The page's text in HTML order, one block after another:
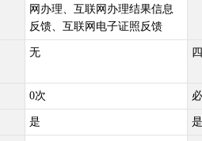
网办理、互联网办理结果信息
反馈、互联网电子证照反馈
无
0次
是